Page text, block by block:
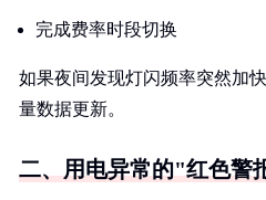
完成费率时段切换
如果夜间发现灯闪频率突然加
量数据更新。
二、用电异常的"红色警